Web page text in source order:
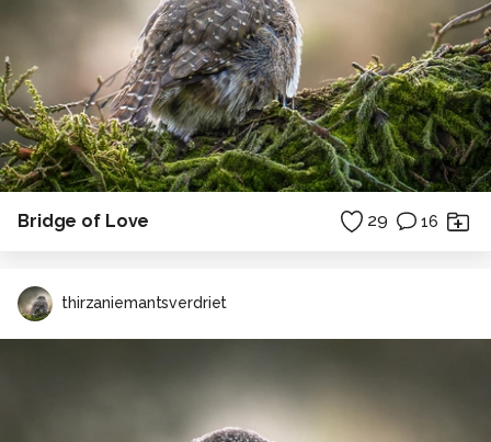
Bridge of Love 29 16
thirzaniemantsverdriet